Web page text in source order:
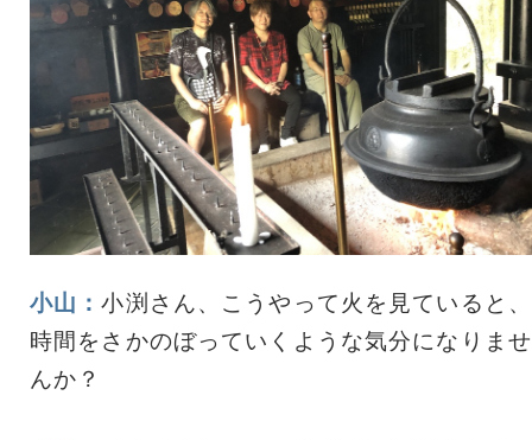
小山：小渕さん、こうやって火を見ていると、
時間をさかのぼっていくような気分になりませ
んか？